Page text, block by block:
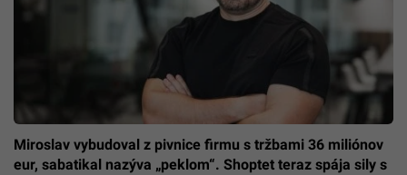
Miroslav vybudoval z pivnice firmu s tržbami 36 miliónov
eur, sabatikal nazýva „peklom“. Shoptet teraz spája sily s